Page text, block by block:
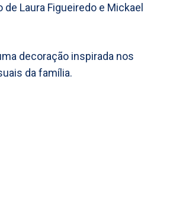
Laura Figueiredo e Mickael
decoração inspirada nos
da família.